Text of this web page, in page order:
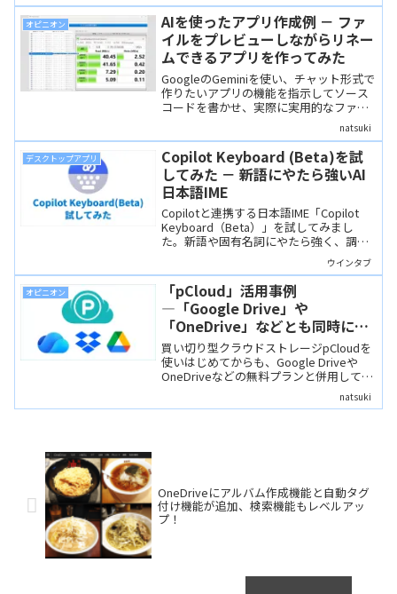
でいただければと思います。
オピニオン
AIを使ったアプリ作成例 － ファ
イルをプレビューしながらリネー
ムできるアプリを作ってみた
GoogleのGeminiを使い、チャット形式で
作りたいアプリの機能を指示してソース
コードを書かせ、実際に実用的なファイ
ルのリネームアプリを作成した体験記事
です。AIの登場により、プログラミング
の素人でもこのようなアプリが作れると
いう事例であり、また、実際にアプリを
作成してみることで、様々な面で現在の
AIの限界も体感できます。
natsuki
デスクトップアプリ
Copilot Keyboard (Beta)を試
してみた － 新語にやたら強いAI
日本語IME
Copilotと連携する日本語IME「Copilot
Keyboard（Beta）」を試してみまし
た。新語や固有名詞にやたら強く、調べ
ものがはかどりそうです。ただ、UIには
ベータ版らしい粗さも少々感じられまし
た。
ウインタブ
オピニオン
「pCloud」活用事例
―「Google Drive」や
「OneDrive」などとも同時に使
い分けてタスクを管理しています
買い切り型クラウドストレージpCloudを
使いはじめてからも、Google Driveや
OneDriveなどの無料プランと併用してい
ます。ベースのデータをpCloudに置き、
各種端末との共有は容量が少ないGoogle
natsuki
OneDriveにアルバム作成機能と自動タグ
付け機能が追加、検索機能もレベルアッ
プ！